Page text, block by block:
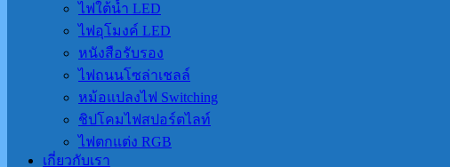
ไฟใต้น้ำ LED
ไฟอุโมงค์ LED
หนังสือรับรอง
ไฟถนนโซล่าเชลล์
หม้อแปลงไฟ Switching
ชิปโคมไฟสปอร์ตไลท์
ไฟตกแต่ง RGB
เกี่ยวกับเรา